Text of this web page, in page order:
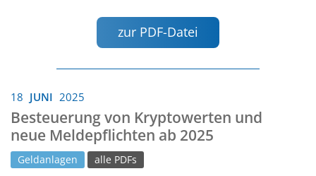
zur PDF-Datei
18 JUNI 2025
Besteuerung von Kryptowerten und
neue Meldepflichten ab 2025
Geldanlagen alle PDFs